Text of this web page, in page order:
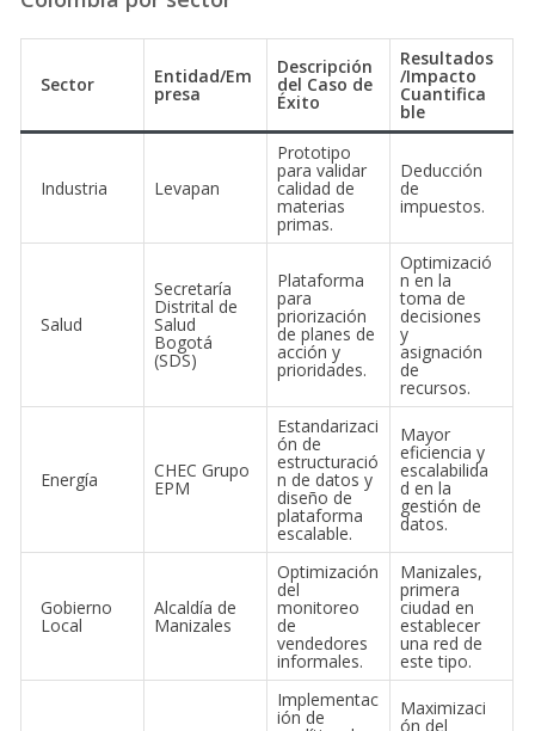
Sector Entidad/Em
presa
Descripción
del Caso de
Éxito
Resultados
/Impacto
Cuantifica
ble
Industria Levapan
Prototipo
para validar
calidad de
materias
primas.
Deducción
de
impuestos.
Salud
Secretaría
Distrital de
Salud
Bogotá
(SDS)
Plataforma
para
priorización
de planes de
acción y
prioridades.
Optimizació
n en la
toma de
decisiones
y
asignación
de
recursos.
Energía CHEC Grupo
EPM
Estandarizaci
ón de
estructuració
n de datos y
diseño de
plataforma
escalable.
Mayor
eficiencia y
escalabilida
d en la
gestión de
datos.
Gobierno
Local
Alcaldía de
Manizales
Optimización
del
monitoreo
de
vendedores
informales.
Manizales,
primera
ciudad en
establecer
una red de
este tipo.
Implementac
ión de Maximizaci
ón del